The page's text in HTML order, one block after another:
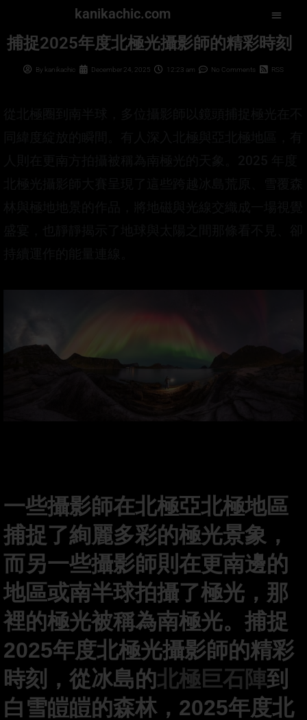
kanikachic.com
捕捉2025年度北極光攝影師的精彩時刻
By kanikachic December 24, 2025 12:23 am No Comments RSS
一些攝影師在北極亞北極地區
捕捉了絢麗多彩的極光景象，
而另一些攝影師則在更南邊的
地區或南半球拍攝了極光，那
裡的極光被稱為南極光。捕捉
2025年度北極光攝影師的精彩
時刻 ， 從冰島的北極巨石陣到
白雪皚皚的森林，2025年度北